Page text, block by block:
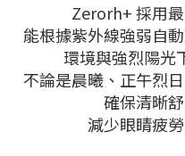
Zerorh+ 採用
能根據紫外線強弱自
環境與強烈陽光
不論是晨曦、正午烈
確保清晰
減少眼睛疲